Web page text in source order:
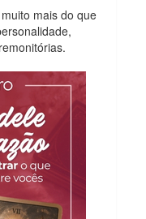
mais do que